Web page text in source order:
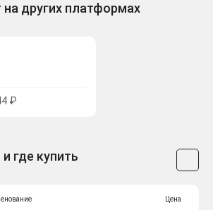
на других платформах
₽
где купить
Цена